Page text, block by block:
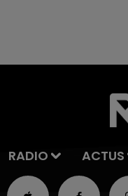
RADIO ACTUS